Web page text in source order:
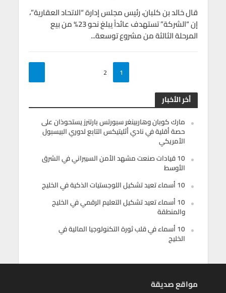
قال خالد بن كلبان، رئيس مجلس إدارة “الاتحاد العقارية”،
إن “الشركة” تستهدف عائداً يبلغ نحو 23% من بيع
المرحلة الثالثة من مشروع توسعة...
1
2
أخر الأخبار
مارك كوبان وهاربينغر سبورتس بارتنرز يستحوذان على
حصة أقلية في نادي أثليتيكس التابع لدوري البيسبول
الأمريكي
10 قيادات صنعت مشهد الأمن السيبراني في الشرق
الأوسط
10 أسماء تعيد تشكيل اللوجستيات الذكية في الخليج
10 أسماء تعيد تشكيل التعليم الرقمي في الخليج
والمنطقة
10 أسماء في قلب ثورة التكنولوجيا المالية في
الخليج
مواقع صديقة